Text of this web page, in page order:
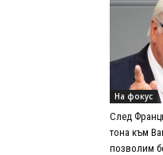
На фокус
След
тона към
позволим